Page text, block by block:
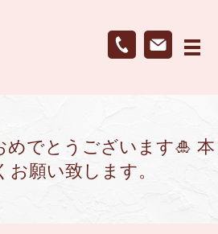
メ
めでとうございます🎍 本
お願い致します。